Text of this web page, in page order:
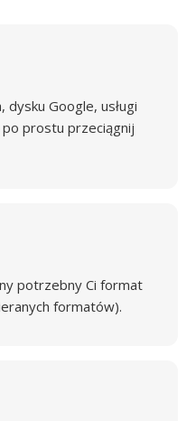
Google, usługi
prostu przeciągnij
potrzebny Ci format
formatów).